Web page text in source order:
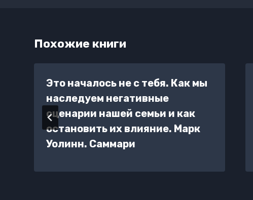
Похожие книги
Это началось не с тебя. Как мы
наследуем негативные
сценарии нашей семьи и как
остановить их влияние. Марк
Уолинн. Саммари